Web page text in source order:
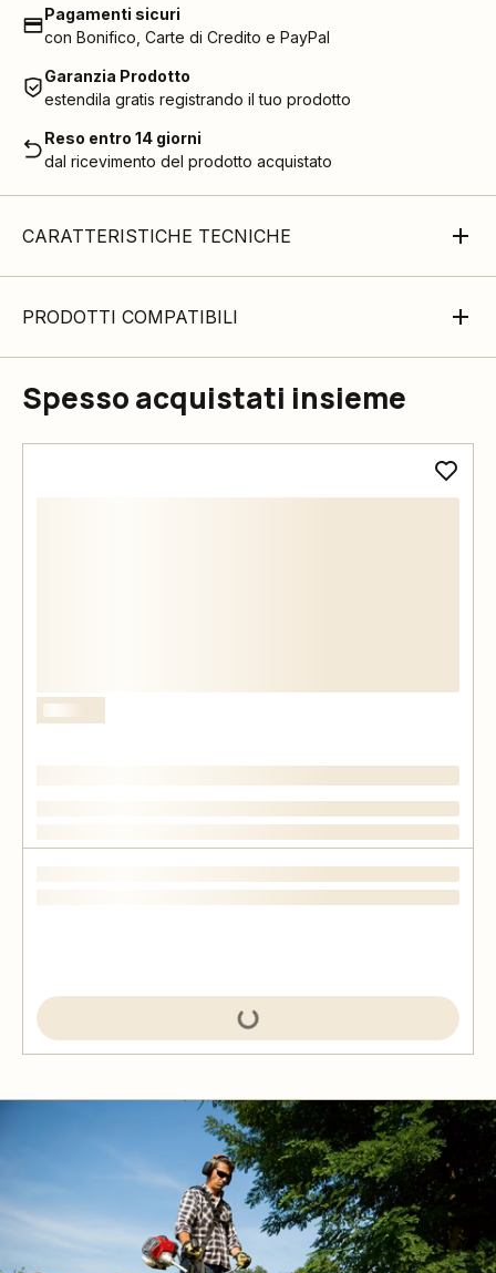
Pagamenti sicuri
con Bonifico, Carte di Credito e PayPal
Garanzia Prodotto
estendila gratis registrando il tuo prodotto
Reso entro 14 giorni
dal ricevimento del prodotto acquistato
CARATTERISTICHE TECNICHE
PRODOTTI COMPATIBILI
Spesso acquistati insieme